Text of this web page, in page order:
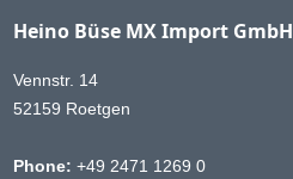
Heino Büse MX Import GmbH
Vennstr. 14
52159 Roetgen
Phone: +49 2471 1269 0